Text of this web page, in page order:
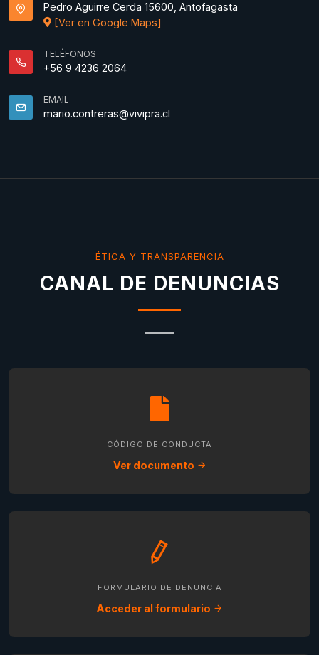
Pedro Aguirre Cerda 15600, Antofagasta
[Ver en Google Maps]
TELÉFONOS
+56 9 4236 2064
EMAIL
mario.contreras@vivipra.cl
ÉTICA Y TRANSPARENCIA
CANAL DE DENUNCIAS
CÓDIGO DE CONDUCTA
Ver documento
FORMULARIO DE DENUNCIA
Acceder al formulario